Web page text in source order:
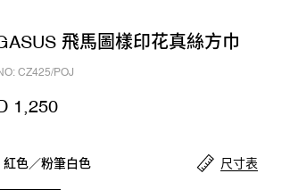
飛馬圖樣印花真絲方巾
CZ425/POJ
1,250
紅色／粉筆白色 尺寸表